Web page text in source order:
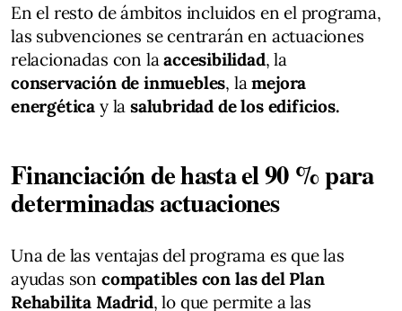
En el resto de ámbitos incluidos en el programa,
las subvenciones se centrarán en actuaciones
relacionadas con laaccesibilidad, la
conservación de inmuebles, lamejora
energética y la salubridad de los edificios.
Financiación de hasta el 90 % para
determinadas actuaciones
Una de las ventajas del programa es que las
ayudas son compatibles con las del Plan
Rehabilita Madrid, lo que permite a las